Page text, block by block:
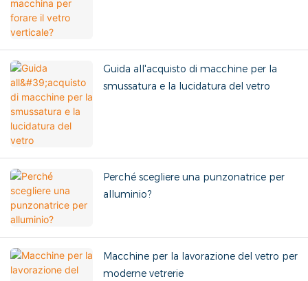
Guida all'acquisto di macchine per la
smussatura e la lucidatura del vetro
Perché scegliere una punzonatrice per
alluminio?
Macchine per la lavorazione del vetro per
moderne vetrerie